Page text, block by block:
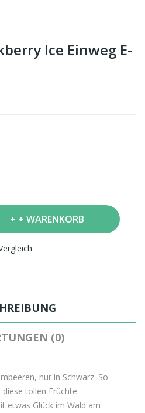
Ice Einweg E-
+ WARENKORB
(0)
nur in Schwarz. So
tollen Früchte
etwas Glück im Wald am